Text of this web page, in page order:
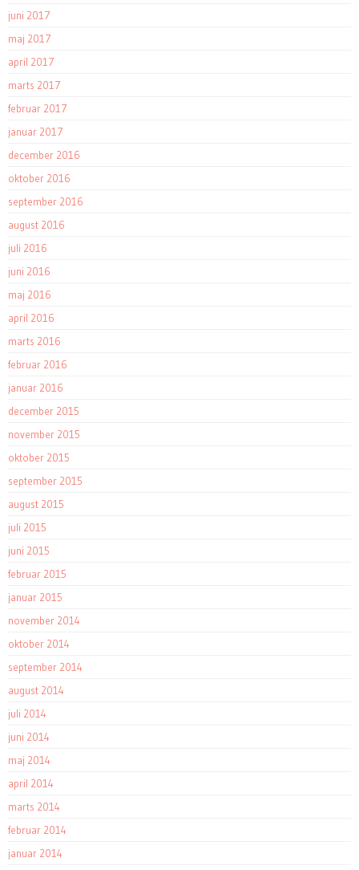
juni 2017
maj 2017
april 2017
marts 2017
februar 2017
januar 2017
december 2016
oktober 2016
september 2016
august 2016
juli 2016
juni 2016
maj 2016
april 2016
marts 2016
februar 2016
januar 2016
december 2015
november 2015
oktober 2015
september 2015
august 2015
juli 2015
juni 2015
februar 2015
januar 2015
november 2014
oktober 2014
september 2014
august 2014
juli 2014
juni 2014
maj 2014
april 2014
marts 2014
februar 2014
januar 2014